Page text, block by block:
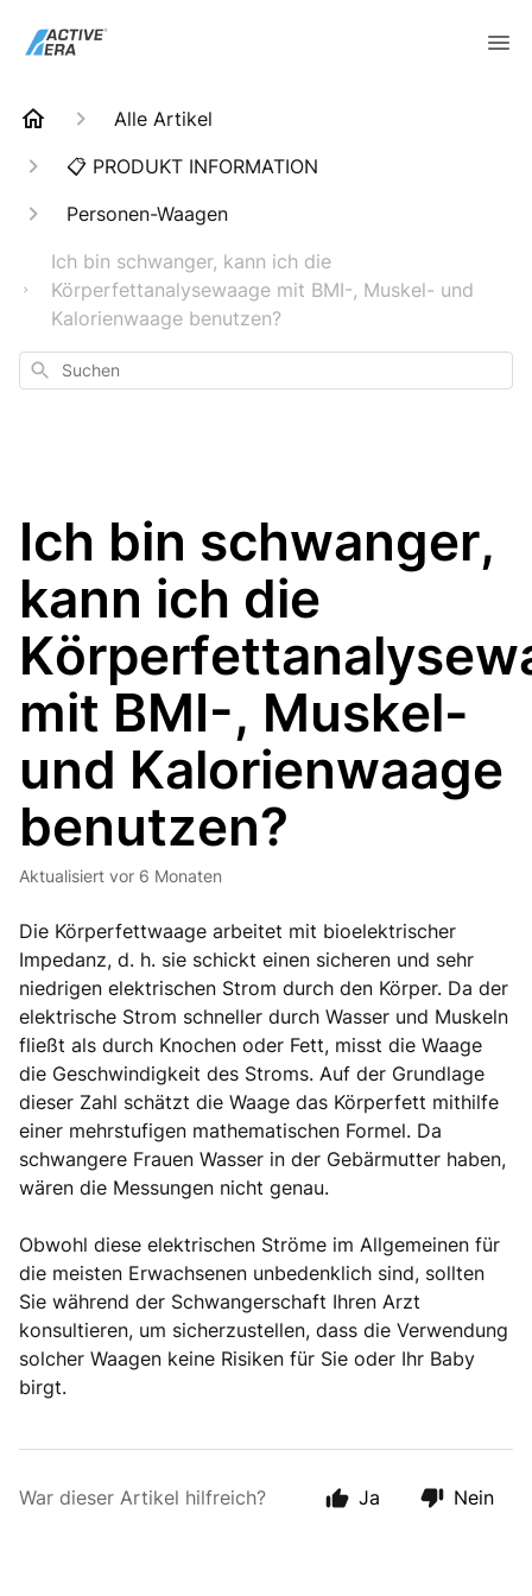
Alle Artikel
📋 PRODUKT INFORMATION
Personen-Waagen
Ich bin schwanger, kann ich die
Körperfettanalysewaage mit BMI-, Muskel- und
Kalorienwaage benutzen?
Suchen
Ich bin schwanger,
kann ich die
mit BMI-, Muskel-
und Kalorienwaage
benutzen?
Aktualisiert vor 6 Monaten
Die Körperfettwaage arbeitet mit bioelektrischer
Impedanz, d. h. sie schickt einen sicheren und sehr
niedrigen elektrischen Strom durch den Körper. Da der
elektrische Strom schneller durch Wasser und Muskeln
fließt als durch Knochen oder Fett, misst die Waage
die Geschwindigkeit des Stroms. Auf der Grundlage
dieser Zahl schätzt die Waage das Körperfett mithilfe
einer mehrstufigen mathematischen Formel. Da
schwangere Frauen Wasser in der Gebärmutter haben,
wären die Messungen nicht genau.
Obwohl diese elektrischen Ströme im Allgemeinen für
die meisten Erwachsenen unbedenklich sind, sollten
Sie während der Schwangerschaft Ihren Arzt
konsultieren, um sicherzustellen, dass die Verwendung
solcher Waagen keine Risiken für Sie oder Ihr Baby
birgt.
War dieser Artikel hilfreich? Ja Nein